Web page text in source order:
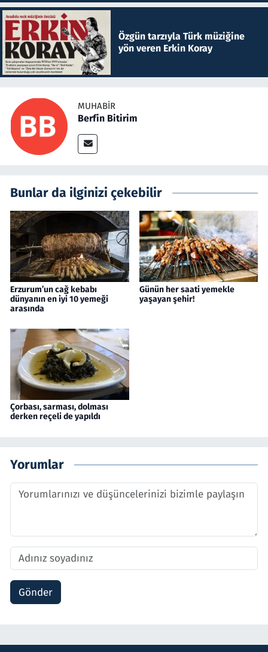
Özgün tarzıyla Türk müziğine
yön veren Erkin Koray
MUHABIR
Berfin Bitirim
Bunlar da ilginizi çekebilir
Erzurum’un cağ kebabı
dünyanın en iyi 10 yemeği
arasında
Günün her saati yemekle
yaşayan şehir!
Çorbası, sarması, dolması
derken reçeli de yapıldı
Yorumlar
Gönder